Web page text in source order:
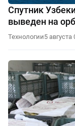
Спутник
выведен на
Технологии5 августа